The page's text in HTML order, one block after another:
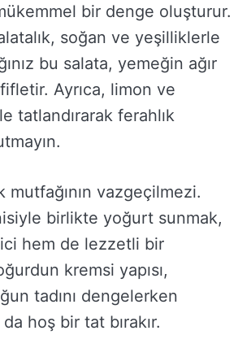
bir denge oluşturur.
soğan ve yeşilliklerle
bu salata, yemeğin ağır
Ayrıca, limon ve
tatlandırarak ferahlık
mutfağının vazgeçilmezi.
birlikte yoğurt sunmak,
hem de lezzetli bir
kremsi yapısı,
tadını dengelerken
hoş bir tat bırakır.